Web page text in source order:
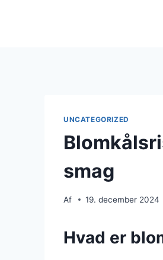
UNCATEGORIZED
smag
Af 19. december 2024
Hvad er